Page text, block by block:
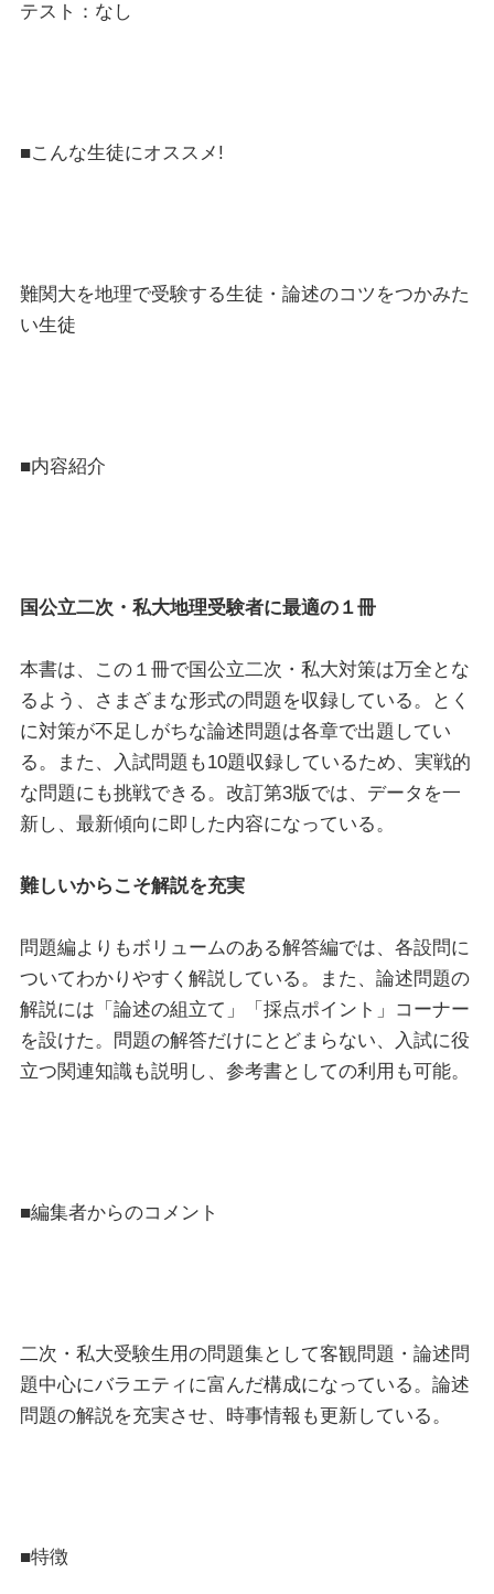
テスト：なし
■こんな生徒にオススメ!
難関大を地理で受験する生徒・論述のコツをつかみた
い生徒
■内容紹介
国公立二次・私大地理受験者に最適の１冊
本書は、この１冊で国公立二次・私大対策は万全とな
るよう、さまざまな形式の問題を収録している。とく
に対策が不足しがちな論述問題は各章で出題してい
る。また、入試問題も10題収録しているため、実戦的
な問題にも挑戦できる。改訂第3版では、データを一
新し、最新傾向に即した内容になっている。
難しいからこそ解説を充実
問題編よりもボリュームのある解答編では、各設問に
ついてわかりやすく解説している。また、論述問題の
解説には「論述の組立て」「採点ポイント」コーナー
を設けた。問題の解答だけにとどまらない、入試に役
立つ関連知識も説明し、参考書としての利用も可能。
■編集者からのコメント
二次・私大受験生用の問題集として客観問題・論述問
題中心にバラエティに富んだ構成になっている。論述
問題の解説を充実させ、時事情報も更新している。
■特徴